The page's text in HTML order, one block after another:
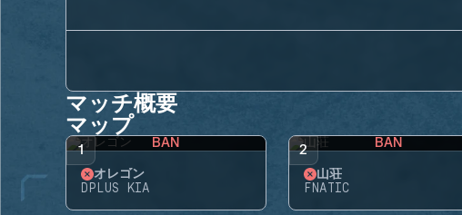
マッチ概要
マップ
1 BAN
オレゴン
DPLUS KIA
2 BAN
山荘
FNATIC